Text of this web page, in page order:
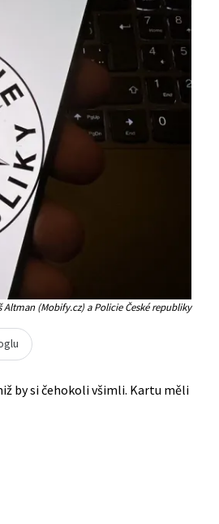
Altman (Mobify.cz) a Policie České republiky
by si čehokoli všimli. Kartu měli